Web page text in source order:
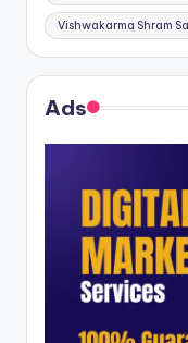
Vishwakarma Shram
Ads